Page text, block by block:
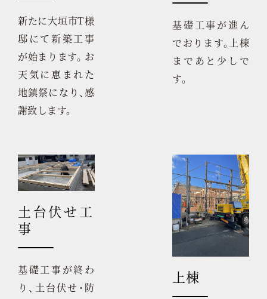
新たに大垣市T様
邸にて新築工事
が始まります。 お
天気に恵まれた
地鎮祭になり、感
謝致します。
基礎工事が進ん
でおります。上棟
まであと少しで
す。
土台伏せ工
事
基礎工事が終わ
り、土台伏せ・防
上棟